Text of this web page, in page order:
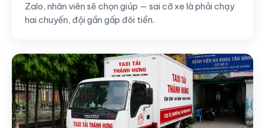
Zalo, nhân viên sẽ chọn giúp — sai cỡ xe là phải chạy
hai chuyến, đội gần gấp đôi tiền.